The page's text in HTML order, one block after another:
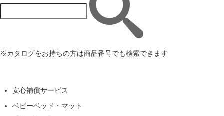
※カタログをお持ちの方は商品番号でも検索できます
安心補償サービス
ベビーベッド・マット